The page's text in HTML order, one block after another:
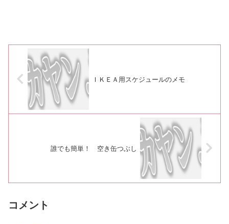
ＩＫＥＡ用スケジュールのメモ
誰でも簡単！ 空き缶つぶし
コメント